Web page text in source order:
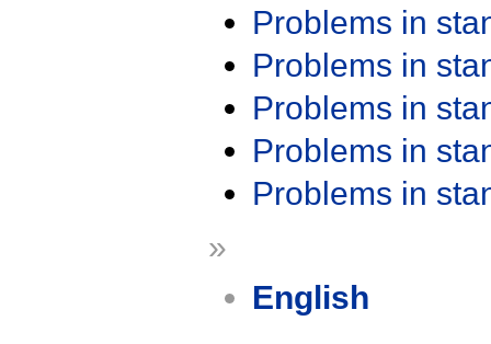
Problems in
Problems in
Problems in
Problems in
Problems in
»
English